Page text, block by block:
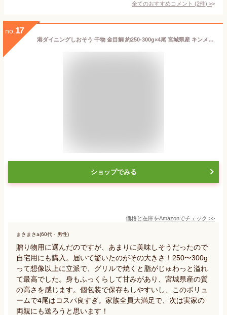
全てのおすすめコメント (2件) >
no. 17
港ダイニングしおそう 干物 金目鯛 約250-300g×4尾 宮城県産 キンメダイ ギフト
ショップでみる
価格と在庫をAmazonでチェック >>
まさまさa(60代・男性)
贈り物用に選んだのですが、あまりに美味しそうだったので
自宅用にも購入。届いて驚いたのがその大きさ！250〜300g
って想像以上に立派で、グリルで焼くと脂がじゅわっと溢れ
て最高でした。身もふっくらして甘みがあり、宮城県産の質
の高さを感じます。個包装で保存もしやすいし、このボリュ
ームで4尾はコスパ良すぎ。家族全員大満足で、次は実家の
両親にも送ろうと思います！